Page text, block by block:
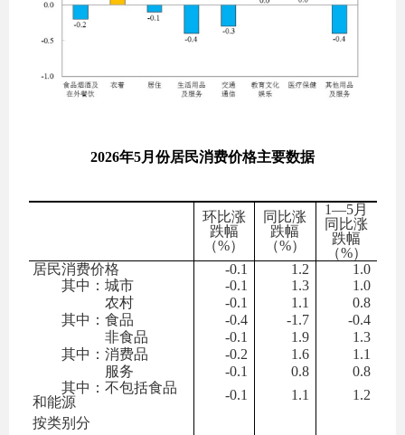
2026年5月份居民消费价格主要数据
环比涨
跌幅
（%）
同比涨
跌幅
（%）
1—5月
同比涨
跌幅
（%）
居民消费价格
-0.1 1.2
1.0
其中：城市
-0.1 1.3
1.0
农村
-0.1 1.1
0.8
其中：食品
-0.4 -1.7
-0.4
非食品
-0.1 1.9
1.3
其中：消费品
-0.2 1.6
1.1
服务
-0.1 0.8
0.8
其中：不包括食品
和能源
-0.1 1.1
1.2
按类别分